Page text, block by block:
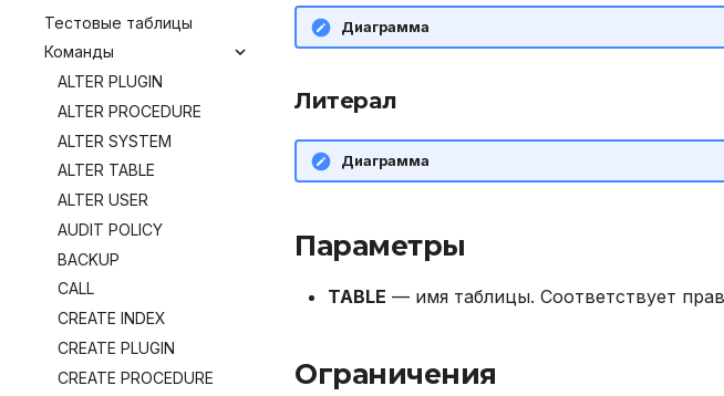
аудита
Рекомендации по сайзингу
Настройка Systemd
Устранение неполадок
Тестовые таблицы
Команды
ALTER PLUGIN
ALTER PROCEDURE
ALTER SYSTEM
ALTER TABLE
ALTER USER
AUDIT POLICY
BACKUP
CALL
CREATE INDEX
CREATE PLUGIN
CREATE PROCEDURE
Диаграмма
Литерал
Диаграмма
Параметры
TABLE — имя таблицы. Соответствует
Ограничения